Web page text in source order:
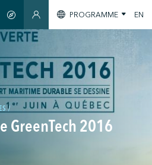
GUIDE INTELLIGENT
SECTION MEMBRES
PROGRAMME EN
GreenTech 2016